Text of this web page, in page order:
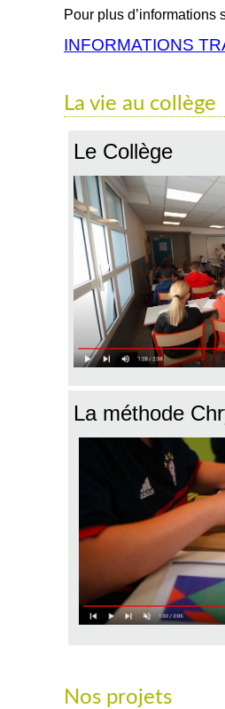
Pour plus
INFORMATIONS
La vie au collège
Le Collège
La méthode
Nos projets